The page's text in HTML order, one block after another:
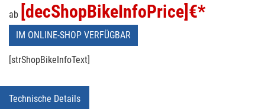
ab [decShopBikeInfoPrice] €*
IM ONLINE-SHOP VERFÜGBAR
[strShopBikeInfoText]
Technische Details